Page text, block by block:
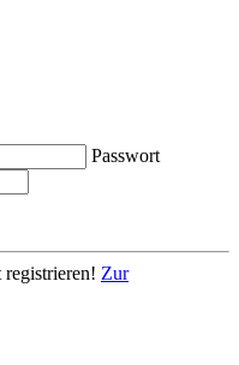
Passwort
Zur